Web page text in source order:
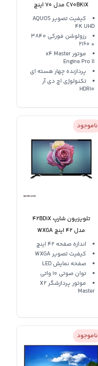
C70BK1X مدل 70 اینچ
اسمارت AQUOS 4K
کیفیت تصویر AQUOS
4K UHD
رزولوشن فورکی 3840
× 2160
موتور x4 Master
Engine Pro II
پردازنده چهار هسته ای
تکنولوژی اچ دی آر
HDR10
ناموجود
تلویزیون شارپ 42BD1X
مدل 42 اینچ WXGA
اندازه صفحه 42 اینچ
کیفیت تصویر WXGA
صفحه نمایش LED
توان صوتی 10 واتی
موتور پردازشگر X2
Master
ناموجود